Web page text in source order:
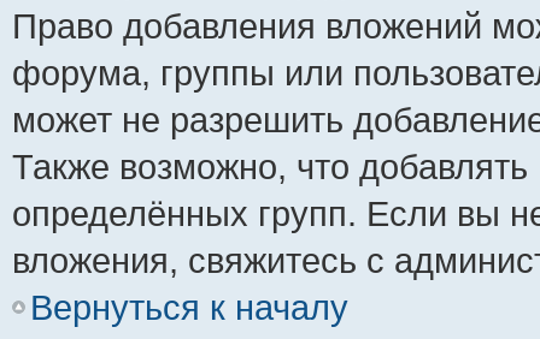
Право добавления вложений
форума, группы или
может не разрешить
Также возможно, что
определённых групп. Если вы
вложения, свяжитесь с
Вернуться к началу